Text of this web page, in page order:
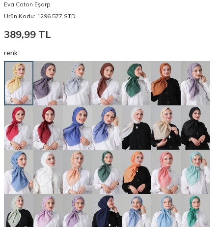
Eva Coton Eşarp
Ürün Kodu: 1296.577.STD
389,99 TL
renk